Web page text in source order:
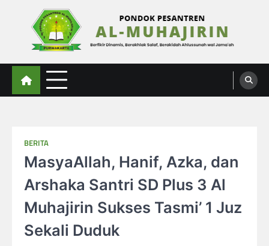
Al-Muhajirin
Berpikir Dinamis – Berakhlak Salaf – Berakidah Ahlussunah wal Jamaah
BERITA
MasyaAllah, Hanif, Azka, dan
Arshaka Santri SD Plus 3 Al
Muhajirin Sukses Tasmi’ 1 Juz
Sekali Duduk